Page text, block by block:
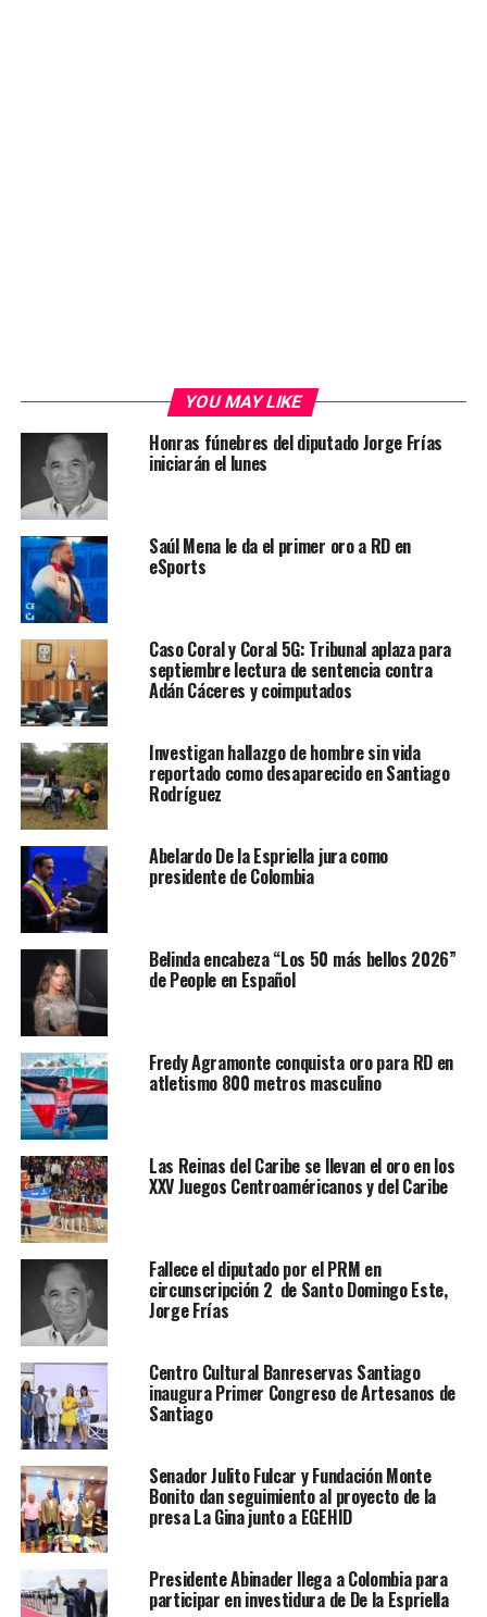
YOU MAY LIKE
Honras fúnebres del diputado Jorge Frías
iniciarán el lunes
Saúl Mena le da el primer oro a RD en
eSports
Caso Coral y Coral 5G: Tribunal aplaza para
septiembre lectura de sentencia contra
Adán Cáceres y coimputados
Investigan hallazgo de hombre sin vida
reportado como desaparecido en Santiago
Rodríguez
Abelardo De la Espriella jura como
presidente de Colombia
Belinda encabeza “Los 50 más bellos 2026”
de People en Español
Fredy Agramonte conquista oro para RD en
atletismo 800 metros masculino
Las Reinas del Caribe se llevan el oro en los
XXV Juegos Centroaméricanos y del Caribe
Fallece el diputado por el PRM en
circunscripción 2 de Santo Domingo Este,
Jorge Frías
Centro Cultural Banreservas Santiago
inaugura Primer Congreso de Artesanos de
Santiago
Senador Julito Fulcar y Fundación Monte
Bonito dan seguimiento al proyecto de la
presa La Gina junto a EGEHID
Presidente Abinader llega a Colombia para
participar en investidura de De la Espriella